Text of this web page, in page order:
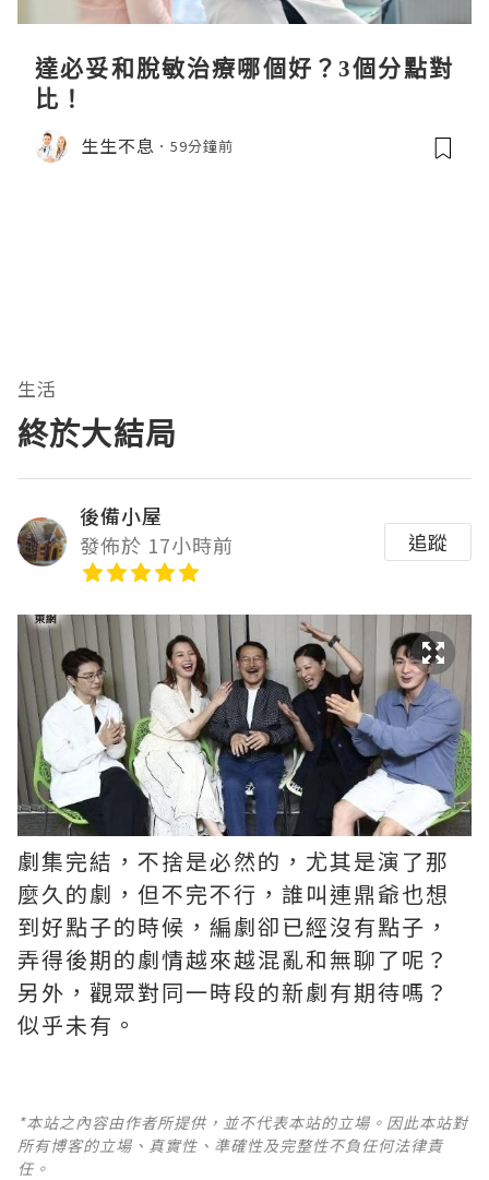
達必妥和脫敏治療哪個好？3個分點對
比！
生生不息 59分鐘前
生活
終於大結局
後備小屋
發佈於 17小時前
追蹤
劇集完結，不捨是必然的，尤其是演了那
麼久的劇，但不完不行，誰叫連鼎爺也想
到好點子的時候，編劇卻已經沒有點子，
弄得後期的劇情越來越混亂和無聊了呢？ ​​​
另外，觀眾對同一時段的新劇有期待嗎？
似乎未有。
*本站之內容由作者所提供，並不代表本站的立場。因此本站對
所有博客的立場、真實性、準確性及完整性不負任何法律責
任。